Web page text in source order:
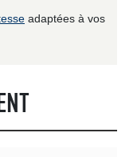
adaptées à vos